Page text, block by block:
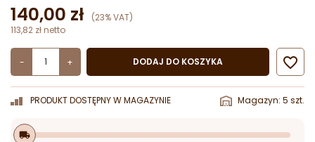
140,00 zł
(23% VAT)
113,82 zł netto
- + DODAJ DO KOSZYKA 
PRODUKT DOSTĘPNY W MAGAZYNIE Magazyn: 5 szt.
local_shipping